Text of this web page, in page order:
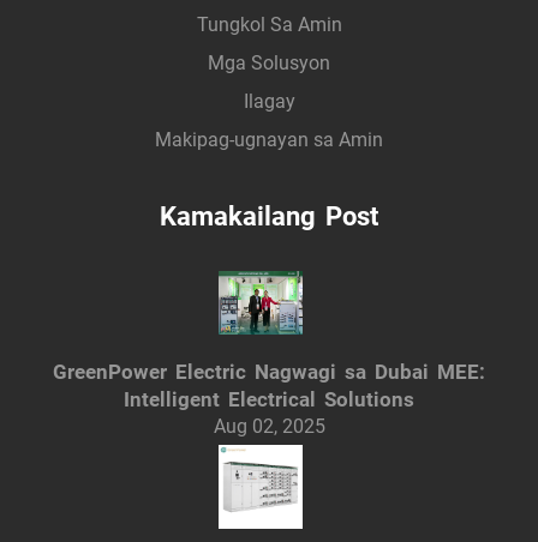
Tungkol Sa Amin
Mga Solusyon
Ilagay
Makipag-ugnayan sa Amin
Kamakailang Post
GreenPower Electric Nagwagi sa Dubai MEE:
Intelligent Electrical Solutions
Aug 02, 2025